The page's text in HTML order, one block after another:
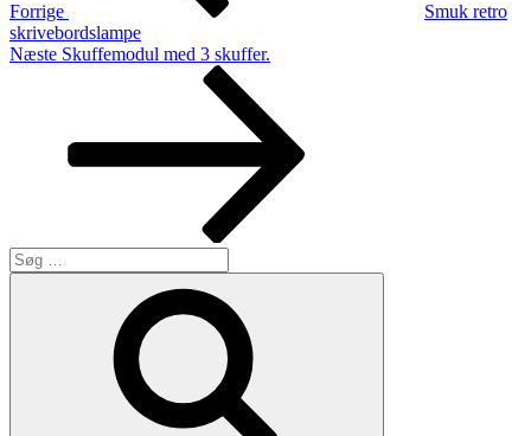
Forrige
Smuk retro
skrivebordslampe
Næste
Næste Skuffemodul med 3 skuffer.
Søg
efter: